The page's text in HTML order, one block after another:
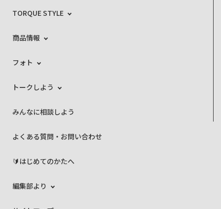
TORQUE STYLE
商品情報
フォト
トークしよう
みんなに相談しよう
よくある質問・お問い合わせ
🔰はじめてのかたへ
編集部より